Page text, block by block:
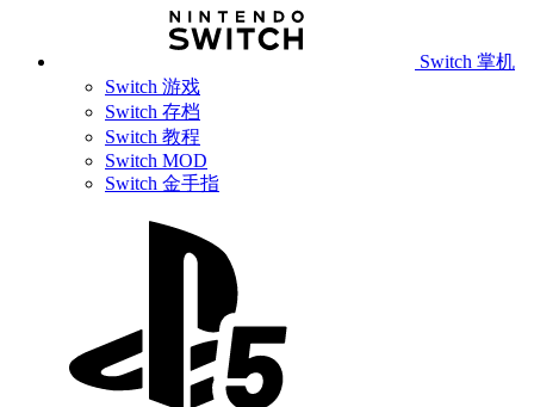
Switch 掌机
Switch 游戏
Switch 存档
Switch 教程
Switch MOD
Switch 金手指